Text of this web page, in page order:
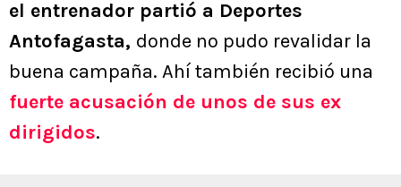
el entrenador partió a Deportes
Antofagasta, donde no pudo revalidar la
buena campaña. Ahí también recibió una
fuerte acusación de unos de sus ex
dirigidos.